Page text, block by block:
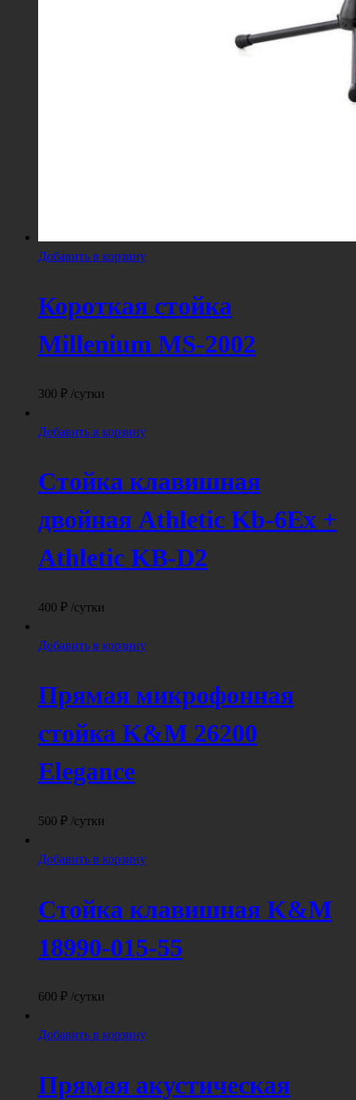
Добавить в корзину
Короткая стойка
Millenium MS-2002
300 ₽ /сутки
Добавить в корзину
Стойка клавишная
двойная Athletic Kb-6Ex +
Athletic KB-D2
400 ₽ /сутки
Добавить в корзину
Прямая микрофонная
стойка K&M 26200
Elegance
500 ₽ /сутки
Добавить в корзину
Стойка клавишная K&M
18990-015-55
600 ₽ /сутки
Добавить в корзину
Прямая акустическая